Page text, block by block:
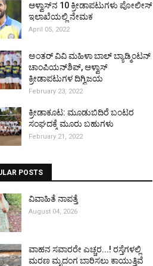
ಆಳ್ವಾಸ್‌ನ 10 ಕ್ರೀಡಾಪಟುಗಳು ಪೋಲೀಸ್
ಇಲಾಖೆಯಲ್ಲಿ ನೇಮಕ
April 05, 2022
ಅಂತರ್ ವಿವಿ ಮಹಿಳಾ ಬಾಲ್ ಬ್ಯಾಡ್ಮಿಂಟನ್
ಚಾಂಪಿಯನ್‌ಶಿಪ್, ಆಳ್ವಾಸ್
ಕ್ರೀಡಾಪಟುಗಳ ದಿಗ್ವಿಜಯ
February 23, 2022
ಕ್ರೀಡಾಕೂಟ: ಮೂಡುಬಿದಿರೆ ಬಂಟರ
ಸಂಘದಕ್ಕೆ ಮೂರು ಬಹುಗಳು
February 21, 2022
POSTS
ವಿವಾಹಿತೆ ನಾಪತ್ತೆ
August 04, 2026
ವಾಹನ ಸವಾರರೇ ಎಚ್ಚರ...! ರಸ್ತೆಗಳಲ್ಲಿ
ಮರಣ ಮೃದಂಗ ಬಾರಿಸಲು ಕಾಯುತ್ತಿವೆ